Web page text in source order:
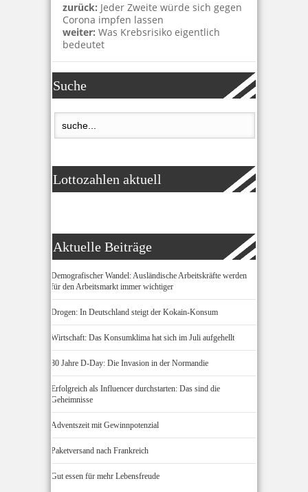
zurück: Jeder Zweite würde sich gegen
Corona impfen lassen
weiter: Was Krebsrisiko eigentlich
bedeutet
Suche
Lottozahlen aktuell
Aktuelle Beiträge
Demografischer Wandel: Ausländische Arbeitskräfte werden
für den Arbeitsmarkt immer wichtiger
Drogen: In Deutschland steigt der Kokain-Konsum
Wirtschaft: Das Konsumklima hat sich im Juli aufgehellt
80 Jahre D-Day: Die Invasion in der Normandie
Erfolgreich als Influencer durchstarten: Das sind die
Geheimnisse
Adventszeit mit Gewinnpotenzial
Paketversand nach Frankreich
Gut essen für mehr Lebensfreude